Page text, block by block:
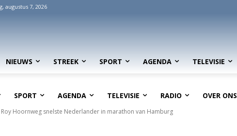
augustus 7, 2026
NIEUWS STREEK SPORT AGENDA TELEVISIE
SPORT AGENDA TELEVISIE RADIO OVER ONS
Hoornweg snelste Nederlander in marathon van Hamburg